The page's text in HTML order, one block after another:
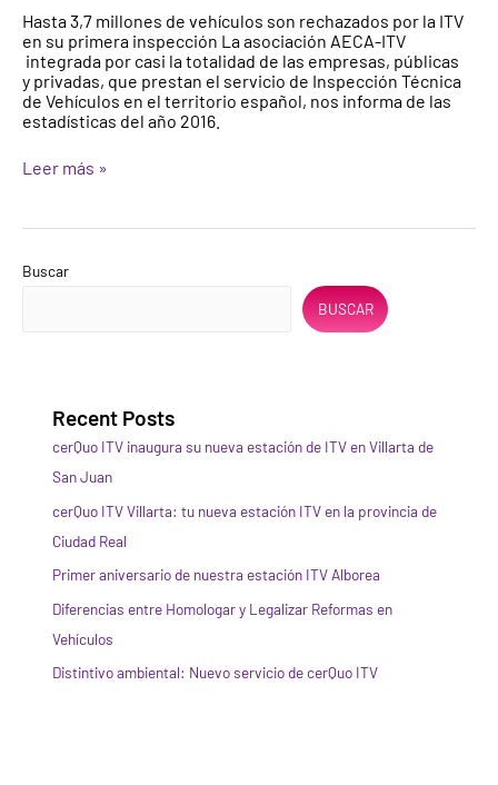
Hasta 3,7 millones de vehículos son rechazados por la ITV
en su primera inspección La asociación AECA-ITV
integrada por casi la totalidad de las empresas, públicas
y privadas, que prestan el servicio de Inspección Técnica
de Vehículos en el territorio español, nos informa de las
estadísticas del año 2016.
presentaban,
al
menos,
un
defecto
técnico
Leer más »
Buscar
BUSCAR
Recent Posts
cerQuo ITV inaugura su nueva estación de ITV en Villarta de
San Juan
cerQuo ITV Villarta: tu nueva estación ITV en la provincia de
Ciudad Real
Primer aniversario de nuestra estación ITV Alborea
Diferencias entre Homologar y Legalizar Reformas en
Vehículos
Distintivo ambiental: Nuevo servicio de cerQuo ITV